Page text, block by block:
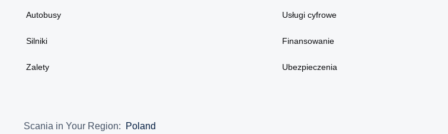
Autobusy
Silniki
Zalety
Usługi cyfrowe
Finansowanie
Ubezpieczenia
Scania in Your Region: Poland